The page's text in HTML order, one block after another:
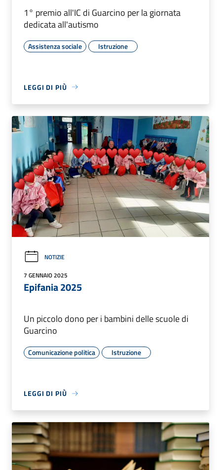
1° premio all'IC di Guarcino per la giornata
dedicata all'autismo
Assistenza sociale Istruzione
LEGGI DI PIÙ
NOTIZIE
7 GENNAIO 2025
Epifania 2025
Un piccolo dono per i bambini delle scuole di
Guarcino
Comunicazione politica Istruzione
LEGGI DI PIÙ